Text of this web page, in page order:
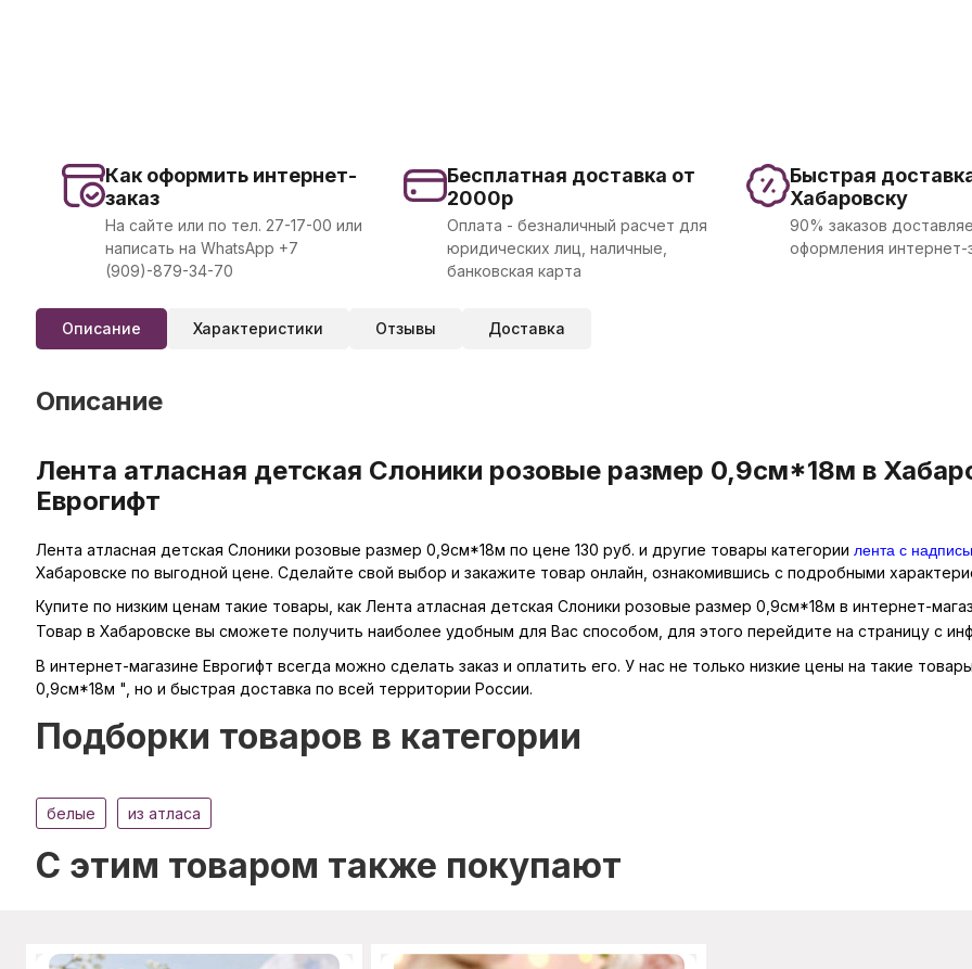
Как оформить интернет-
заказ
На сайте или по тел. 27-17-00 или
написать на WhatsApp +7
(909)-879-34-70
Бесплатная доставка от
2000р
Оплата - безналичный расчет для
юридических лиц, наличные,
банковская карта
Быстрая
Хабаровску
90% заказов
оформления интернет-
Описание Характеристики Отзывы Доставка
Описание
Лента атласная детская Слоники розовые размер 0,9см*18м в
Еврогифт
Лента атласная детская Слоники розовые размер 0,9см*18м по цене 130 руб. и другие товары категории лента с
Хабаровске по выгодной цене. Сделайте свой выбор и закажите товар онлайн, ознакомившись с подробными
Купите по низким ценам такие товары, как Лента атласная детская Слоники розовые размер 0,9см*18м в интернет-
Товар в Хабаровске вы сможете получить наиболее удобным для Вас способом, для этого перейдите на страницу с
В интернет-магазине Еврогифт всегда можно сделать заказ и оплатить его. У нас не только низкие цены на такие
0,9см*18м ", но и быстрая доставка по всей территории России.
Подборки товаров в категории
белые из атласа
C этим товаром также покупают